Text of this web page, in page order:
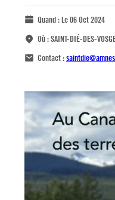
Quand :Le 06 Oct 2024
Où :SAINT-DIÉ-DES-
Contact :